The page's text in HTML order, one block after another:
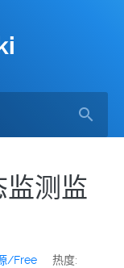
测监
/Free
热度: